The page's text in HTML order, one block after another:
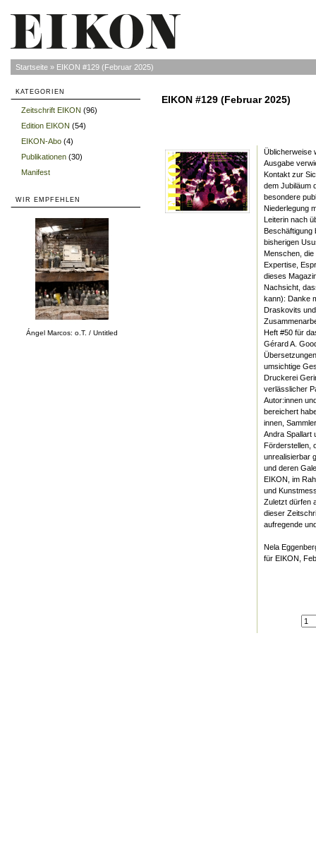
Startseite » EIKON #129 (Februar 2025)
KATEGORIEN
Zeitschrift EIKON (96)
Edition EIKON (54)
EIKON-Abo (4)
Publikationen (30)
Manifest
WIR EMPFEHLEN
Ángel Marcos: o.T. / Untitled
EIKON #129 (Februar 2025)
Üblicherweise
Ausgabe
Kontakt zur
dem Jubiläum
besondere
Niederlegung
Leiterin nach
Beschäftigung
bisherigen
Menschen, die
Expertise,
dieses
Nachsicht,
kann): Danke
Draskovits
Heft #50 für
Gérard A.
umsichtige
Druckerei
verlässlicher
Autor:innen
bereichert
innen,
Andra Spallart
Förderstellen,
unrealisierbar
und deren
EIKON, im
und
Zuletzt dürfen
dieser
aufregende
Nela
für EIKON,